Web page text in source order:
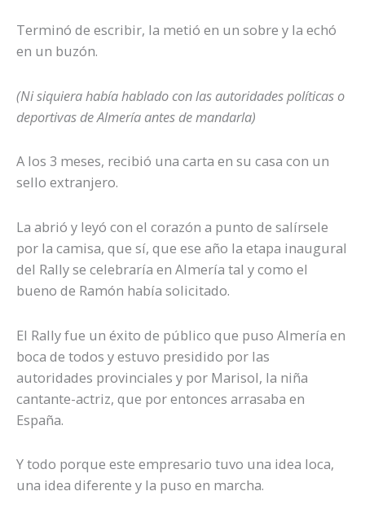
Terminó de escribir, la metió en un sobre y la echó
en un buzón.
(Ni siquiera había hablado con las autoridades políticas o
deportivas de Almería antes de mandarla)
A los 3 meses, recibió una carta en su casa con un
sello extranjero.
La abrió y leyó con el corazón a punto de salírsele
por la camisa, que sí, que ese año la etapa inaugural
del Rally se celebraría en Almería tal y como el
bueno de Ramón había solicitado.
El Rally fue un éxito de público que puso Almería en
boca de todos y estuvo presidido por las
autoridades provinciales y por Marisol, la niña
cantante-actriz, que por entonces arrasaba en
España.
Y todo porque este empresario tuvo una idea loca,
una idea diferente y la puso en marcha.